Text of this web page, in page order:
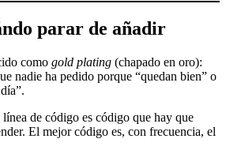
parar de añadir
como gold plating (chapado en oro):
nadie ha pedido porque “quedan bien” o
de código es código que hay que
El mejor código es, con frecuencia, el